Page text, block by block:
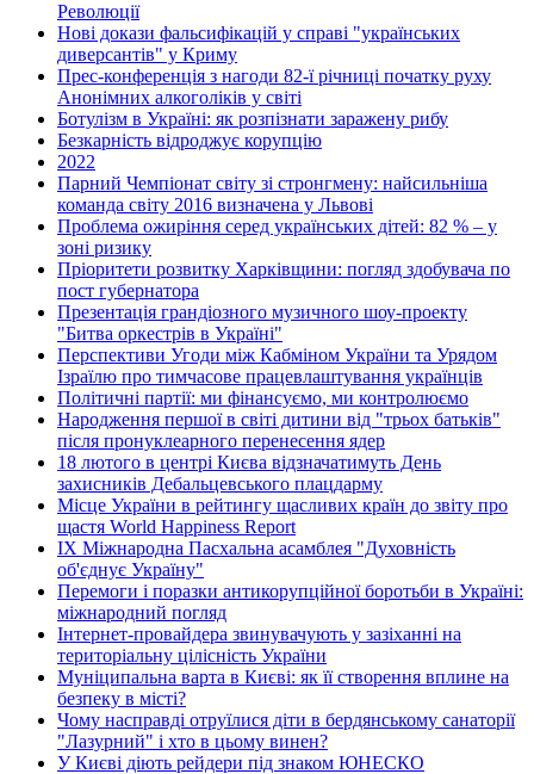
Революції
Нові докази фальсифікацій у справі "українських
диверсантів" у Криму
Прес-конференція з нагоди 82-ї річниці початку руху
Анонімних алкоголіків у світі
Ботулізм в Україні: як розпізнати заражену рибу
Безкарність відроджує корупцію
2022
Парний Чемпіонат світу зі стронгмену: найсильніша
команда світу 2016 визначена у Львові
Проблема ожиріння серед українських дітей: 82 % – у
зоні ризику
Пріоритети розвитку Харківщини: погляд здобувача по
пост губернатора
Презентація грандіозного музичного шоу-проекту
"Битва оркестрів в Україні"
Перспективи Угоди між Кабміном України та Урядом
Ізраїлю про тимчасове працевлаштування українців
Політичні партії: ми фінансуємо, ми контролюємо
Народження першої в світі дитини від "трьох батьків"
після пронуклеарного перенесення ядер
18 лютого в центрі Києва відзначатимуть День
захисників Дебальцевського плацдарму
Місце України в рейтингу щасливих країн до звіту про
щастя World Happiness Report
ІХ Міжнародна Пасхальна асамблея "Духовність
об'єднує Україну"
Перемоги і поразки антикорупційної боротьби в Україні:
міжнародний погляд
Інтернет-провайдера звинувачують у зазіханні на
територіальну цілісність України
Муніципальна варта в Києві: як її створення вплине на
безпеку в місті?
Чому насправді отруїлися діти в бердянському санаторії
"Лазурний" і хто в цьому винен?
У Києві діють рейдери під знаком ЮНЕСКО